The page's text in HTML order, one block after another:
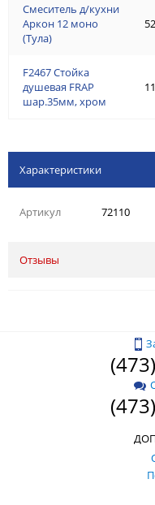
Смеситель д/кухни
Аркон 12 моно
(Тула)
F2467 Стойка
душевая FRAP
шар.35мм, хром
Характеристики
Артикул 72110
Отзывы